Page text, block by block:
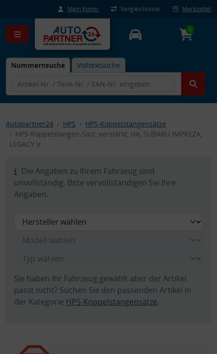
Mein Konto Vergleichsliste Merkzettel
Nummernsuche Volltextsuche
0
Autopartner24 HPS
HPS-Koppelstangensätze
HPS-Koppelstangen-Satz, verstärkt, HA, SUBARU IMPREZA,
LEGACY V
Die Angaben zu Ihrem Fahrzeug sind
unvollständig. Bitte vervollständigen Sie Ihre
Angaben.
Sie haben Ihr Fahrzeug gewählt aber der Artikel
passt nicht? Suchen Sie den passenden Artikel in
der Kategorie HPS-Koppelstangensätze.